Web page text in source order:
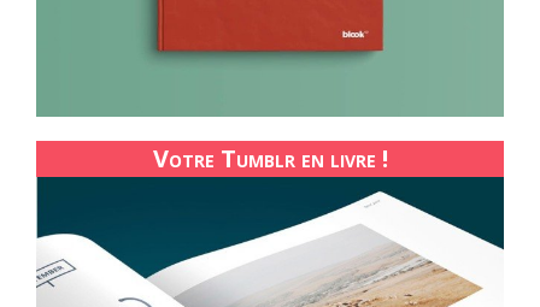
Votre Tumblr en livre !